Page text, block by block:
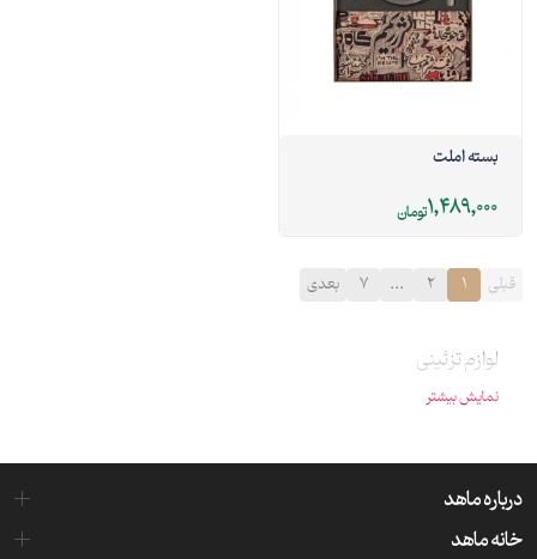
بسته املت
1,489,000تومان
قبلی 1
2
...
7 بعدی
لوازم تزئینی
نمایش بیشتر
درباره ماهد
خانه ماهد